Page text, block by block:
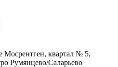
Мосрентген, квартал № 5,
Румянцево/Саларьево